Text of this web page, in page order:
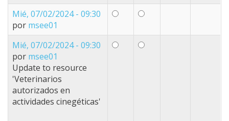
Mié, 07/02/2024 - 09:30
por msee01
Mié, 07/02/2024 - 09:30
por msee01
Update to resource
'Veterinarios
autorizados en
actividades cinegéticas'